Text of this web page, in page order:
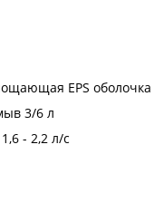
EPS оболочка
3/6 л
- 2,2 л/с